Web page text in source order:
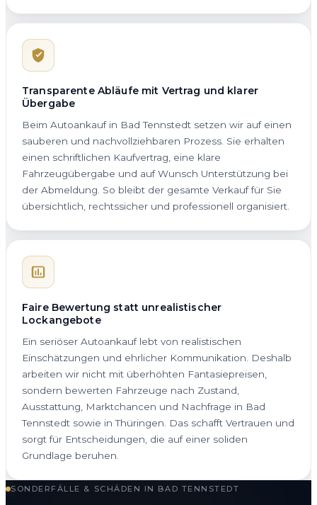
Transparente Abläufe mit Vertrag und klarer
Übergabe
Beim Autoankauf in Bad Tennstedt setzen wir auf einen
sauberen und nachvollziehbaren Prozess. Sie erhalten
einen schriftlichen Kaufvertrag, eine klare
Fahrzeugübergabe und auf Wunsch Unterstützung bei
der Abmeldung. So bleibt der gesamte Verkauf für Sie
übersichtlich, rechtssicher und professionell organisiert.
Faire Bewertung statt unrealistischer
Lockangebote
Ein seriöser Autoankauf lebt von realistischen
Einschätzungen und ehrlicher Kommunikation. Deshalb
arbeiten wir nicht mit überhöhten Fantasiepreisen,
sondern bewerten Fahrzeuge nach Zustand,
Ausstattung, Marktchancen und Nachfrage in Bad
Tennstedt sowie in Thüringen. Das schafft Vertrauen und
sorgt für Entscheidungen, die auf einer soliden
Grundlage beruhen.
SONDERFÄLLE & SCHÄDEN IN BAD TENNSTEDT